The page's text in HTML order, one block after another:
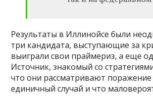
Результаты в Иллинойсе были
три кандидата, выступающие за
выиграли свои праймериз, а еще
Источник, знакомый со стратегиями
что они рассматривают поражение
единичный случай и что